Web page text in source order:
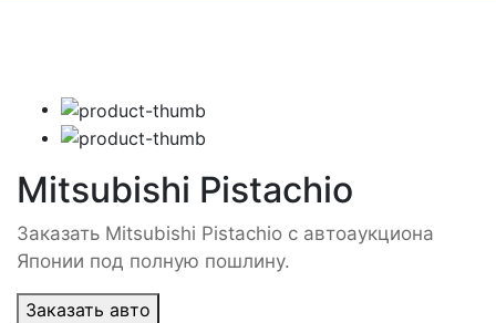
Mitsubishi Pistachio
Заказать Mitsubishi Pistachio с автоаукциона
Японии под полную пошлину.
Заказать авто